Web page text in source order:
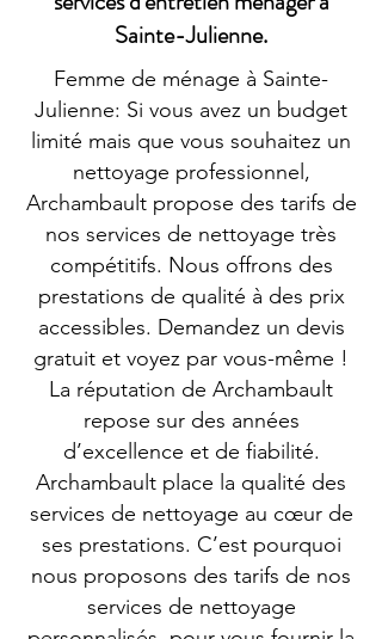
Sainte-Julienne.
Femme de ménage à Sainte-
Julienne: Si vous avez un budget
limité mais que vous souhaitez un
nettoyage professionnel,
Archambault propose des tarifs de
nos services de nettoyage très
compétitifs. Nous offrons des
prestations de qualité à des prix
accessibles. Demandez un devis
gratuit et voyez par vous-même !
La réputation de Archambault
repose sur des années
d’excellence et de fiabilité.
Archambault place la qualité des
services de nettoyage au cœur de
ses prestations. C’est pourquoi
nous proposons des tarifs de nos
services de nettoyage